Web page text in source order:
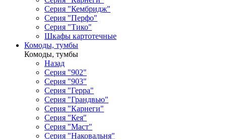
Серия "Кембридж"
Серия "Перфо"
Серия "Тико"
Шкафы картотечные
Комоды, тумбы
Комоды, тумбы
Назад
Серия "902"
Серия "903"
Серия "Герра"
Серия "Грандвью"
Серия "Карнеги"
Серия "Кея"
Серия "Маст"
Серия "Наковальня"